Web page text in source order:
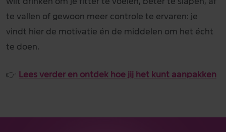
te vallen of gewoon meer controle te ervaren: je
vindt hier de motivatie én de middelen om het écht
te doen.
👉 Lees verder en ontdek hoe jij het kunt aanpakken